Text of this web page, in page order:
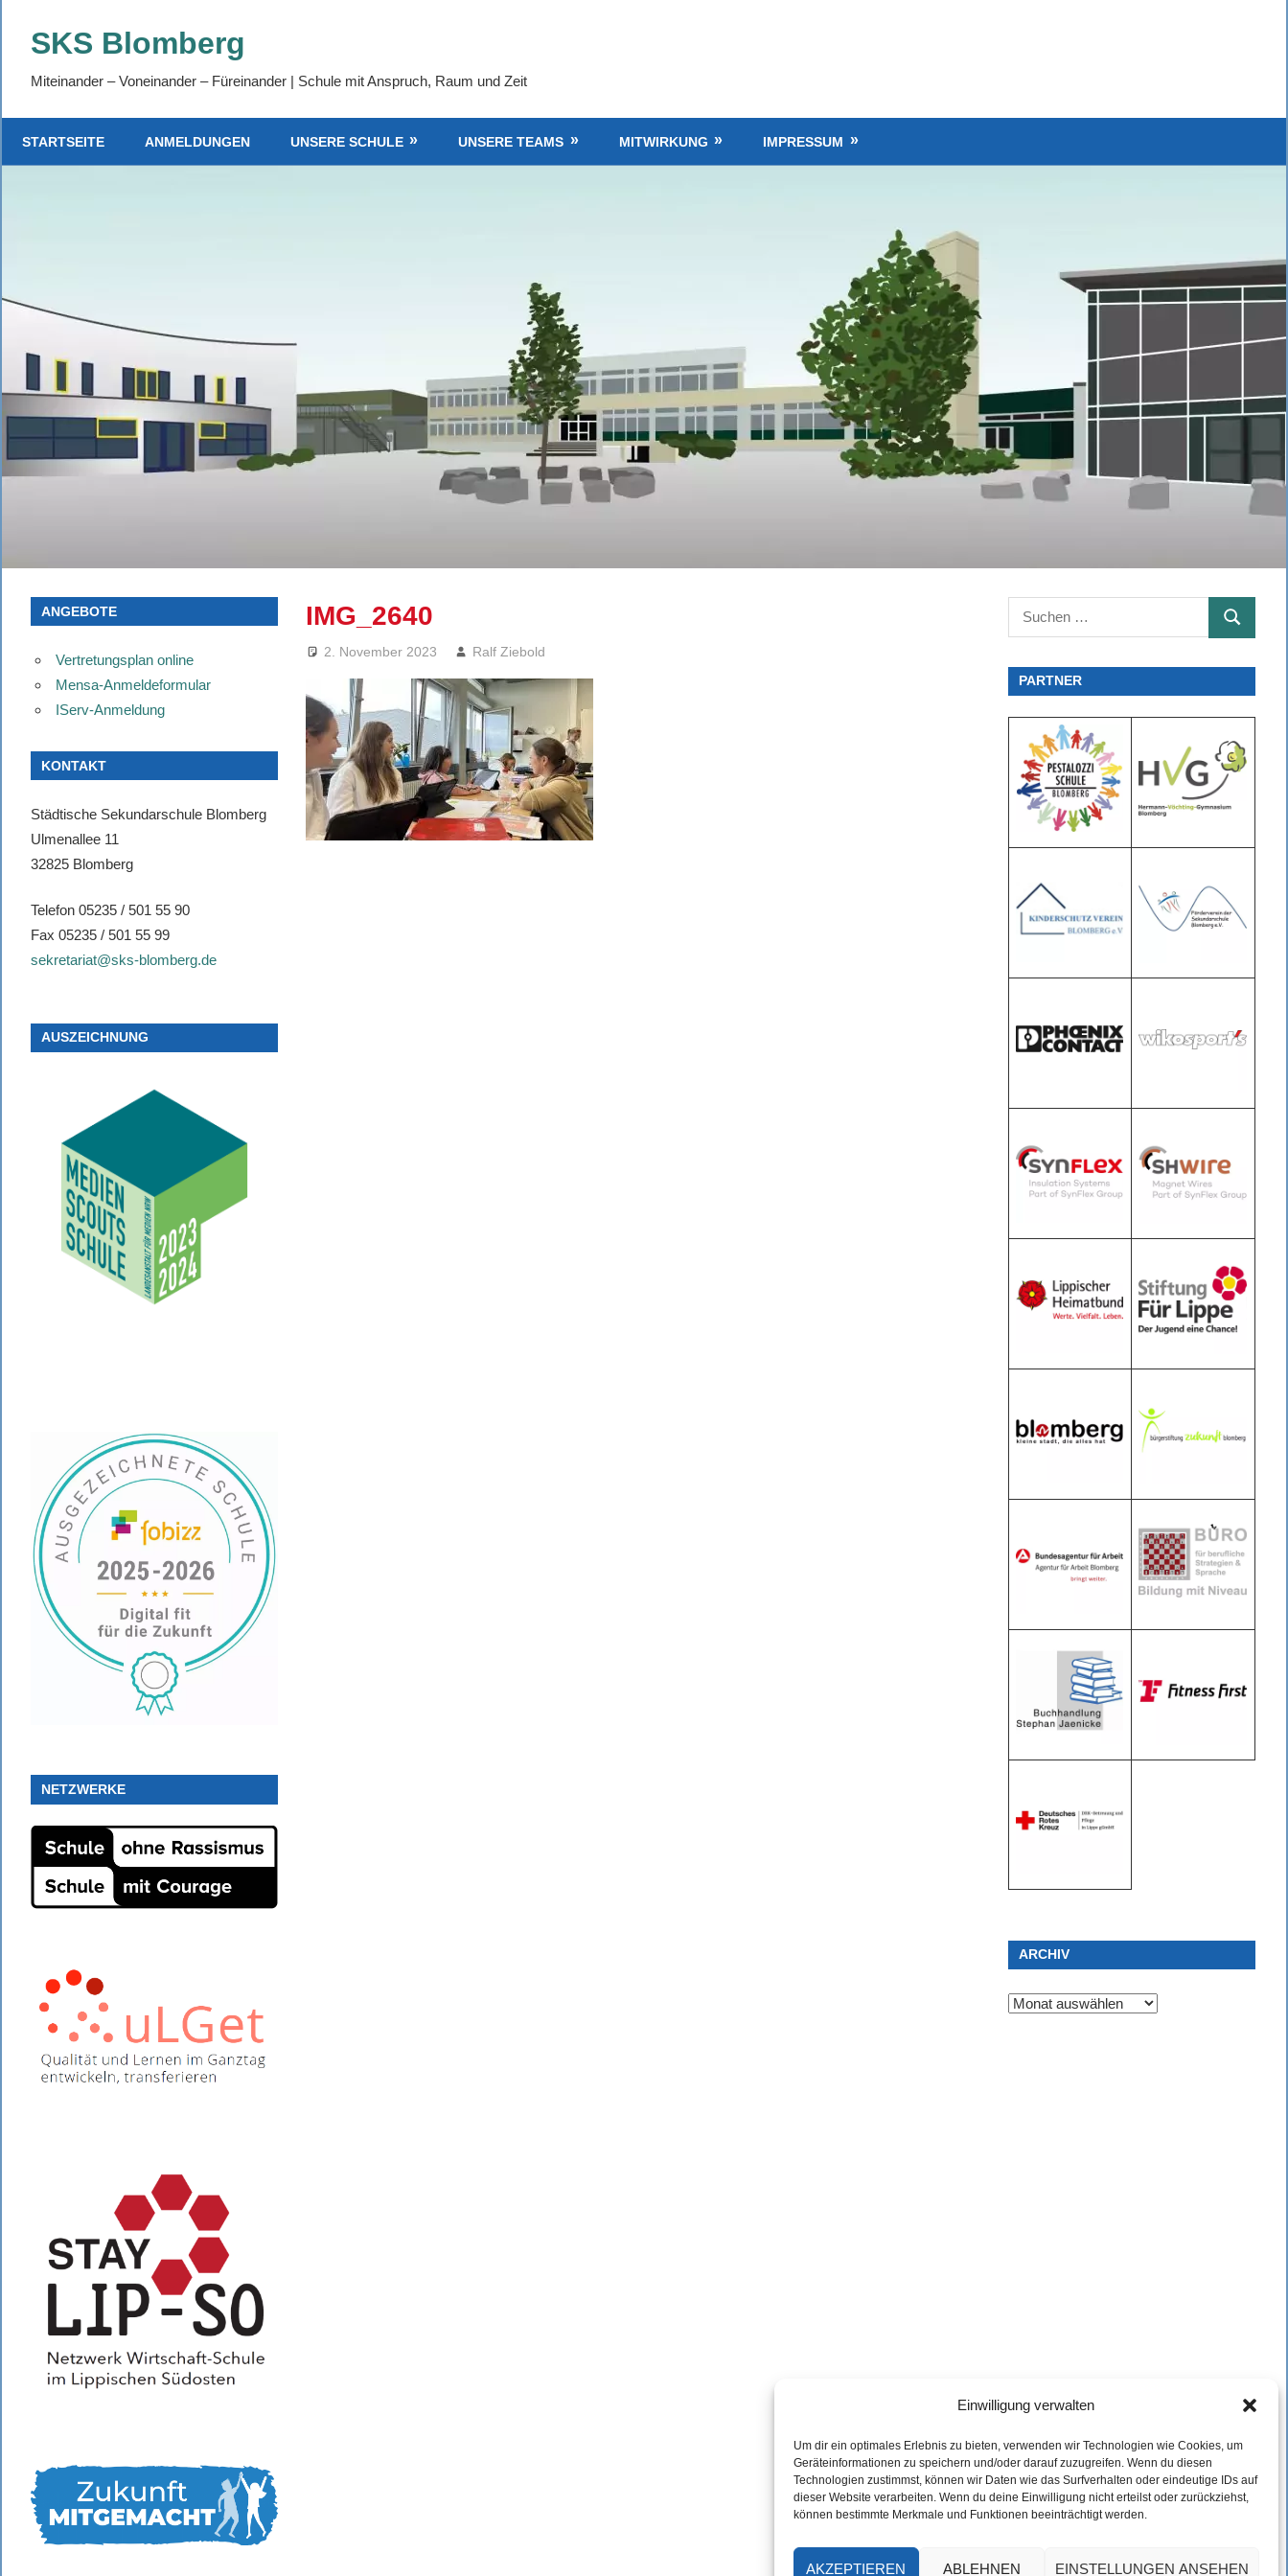
Einwilligung verwalten
Um dir ein optimales Erlebnis zu bieten, verwenden wir Technologien wie Cookies, um
Geräteinformationen zu speichern und/oder darauf zuzugreifen. Wenn du diesen
Technologien zustimmst, können wir Daten wie das Surfverhalten oder eindeutige IDs auf
dieser Website verarbeiten. Wenn du deine Einwilligung nicht erteilst oder zurückziehst,
können bestimmte Merkmale und Funktionen beeinträchtigt werden.
AKZEPTIEREN ABLEHNEN EINSTELLUNGEN ANSEHEN
InhaltSKS Blomberg
Miteinander – Voneinander – Füreinander | Schule mit Anspruch, Raum und Zeit
STARTSEITE ANMELDUNGEN UNSERE SCHULE UNSERE TEAMS MITWIRKUNG IMPRESSUM
IMG_2640
2. November 2023 Ralf Ziebold
ANGEBOTE
Vertretungsplan online
Mensa-Anmeldeformular
IServ-Anmeldung
KONTAKT
Städtische Sekundarschule Blomberg
Ulmenallee 11
32825 Blomberg
Telefon 05235 / 501 55 90
Fax 05235 / 501 55 99
sekretariat@sks-blomberg.de
AUSZEICHNUNG
NETZWERKE
Suchen
nach:
SUCHEN
PARTNER
ARCHIV
Archiv